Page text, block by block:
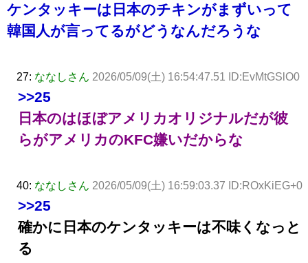
ケンタッキーは日本のチキンがまずいって
韓国人が言ってるがどうなんだろうな
27: ななしさん 2026/05/09(土) 16:54:47.51 ID:EvMtGSlO0
>>25
日本のはほぼアメリカオリジナルだが彼
らがアメリカのKFC嫌いだからな
40: ななしさん 2026/05/09(土) 16:59:03.37 ID:ROxKiEG+0
>>25
確かに日本のケンタッキーは不味くなっと
る